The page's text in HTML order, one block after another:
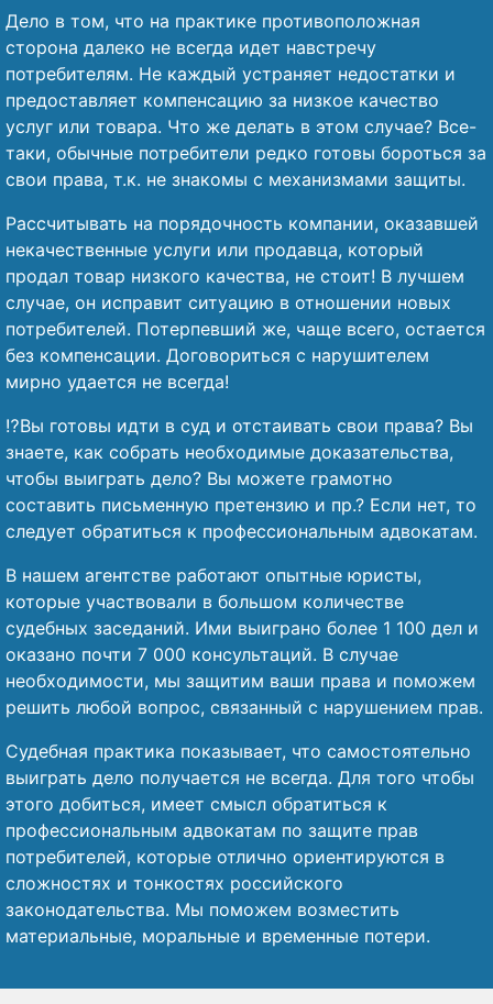
Дело в том, что на практике противоположная
сторона далеко не всегда идет навстречу
потребителям. Не каждый устраняет недостатки и
предоставляет компенсацию за низкое качество
услуг или товара. Что же делать в этом случае? Все-
таки, обычные потребители редко готовы бороться за
свои права, т.к. не знакомы с механизмами защиты.
Рассчитывать на порядочность компании, оказавшей
некачественные услуги или продавца, который
продал товар низкого качества, не стоит! В лучшем
случае, он исправит ситуацию в отношении новых
потребителей. Потерпевший же, чаще всего, остается
без компенсации. Договориться с нарушителем
мирно удается не всегда!
⁉️Вы готовы идти в суд и отстаивать свои права? Вы
знаете, как собрать необходимые доказательства,
чтобы выиграть дело? Вы можете грамотно
составить письменную претензию и пр.? Если нет, то
следует обратиться к профессиональным адвокатам.
В нашем агентстве работают опытные юристы,
которые участвовали в большом количестве
судебных заседаний. Ими выиграно более 1 100 дел и
оказано почти 7 000 консультаций. В случае
необходимости, мы защитим ваши права и поможем
решить любой вопрос, связанный с нарушением прав.
Судебная практика показывает, что самостоятельно
выиграть дело получается не всегда. Для того чтобы
этого добиться, имеет смысл обратиться к
профессиональным адвокатам по защите прав
потребителей, которые отлично ориентируются в
сложностях и тонкостях российского
законодательства. Мы поможем возместить
материальные, моральные и временные потери.